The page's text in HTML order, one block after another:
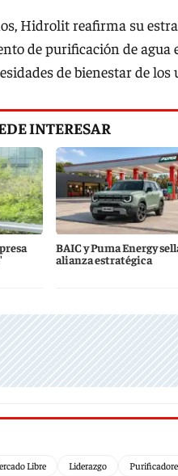
Hidrolit reafirma su
de purificación de
de bienestar de los
INTERESAR
BAIC y Puma Energy
alianza estratégica
Libre Liderazgo